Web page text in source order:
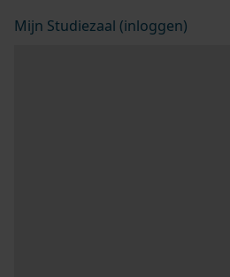
Mijn Studiezaal (inloggen)